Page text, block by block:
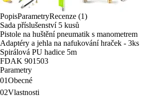
PopisParametryRecenze (1)
Sada příslušenství 5 kusů
Pistole na huštění pneumatik s manometrem
Adaptéry a jehla na nafukování hraček - 3ks
Spirálová PU hadice 5m
FDAK 901503
Parametry
01Obecné
02Vlastnosti